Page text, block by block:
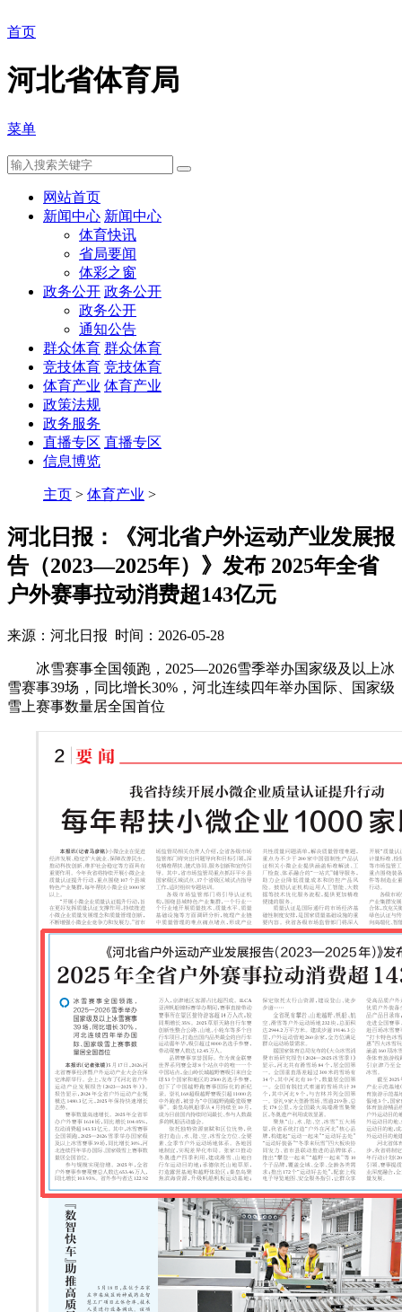
首页
河北省体育局
菜单
网站首页
新闻中心 新闻中心
体育快讯
省局要闻
体彩之窗
政务公开 政务公开
政务公开
通知公告
群众体育 群众体育
竞技体育 竞技体育
体育产业 体育产业
政策法规
政务服务
直播专区 直播专区
信息博览
主页 > 体育产业 >
河北日报：《河北省户外运动产业发展报
告（2023—2025年）》发布 2025年全省
户外赛事拉动消费超143亿元
来源：河北日报 时间：2026-05-28
冰雪赛事全国领跑，2025—2026雪季举办国家级及以上冰
雪赛事39场，同比增长30%，河北连续四年举办国际、国家级
雪上赛事数量居全国首位